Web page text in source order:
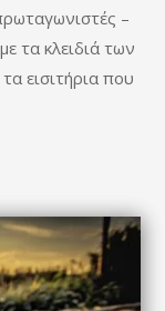
–
τα κλειδιά των
εισιτήρια που